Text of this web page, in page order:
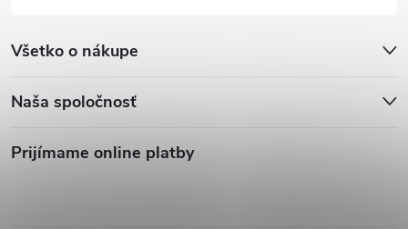
Všetko o nákupe
Naša spoločnosť
Prijímame online platby